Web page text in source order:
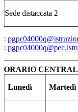
Sede distaccata 2
:
:
ORARIO
Lunedì Martedì